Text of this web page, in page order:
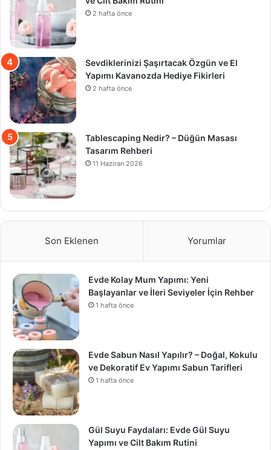
2 hafta önce
Sevdiklerinizi Şaşırtacak Özgün ve El
Yapımı Kavanozda Hediye Fikirleri
2 hafta önce
Tablescaping Nedir? – Düğün Masası
Tasarım Rehberi
11 Haziran 2026
Son Eklenen Yorumlar
Evde Kolay Mum Yapımı: Yeni
Başlayanlar ve İleri Seviyeler İçin Rehber
1 hafta önce
Evde Sabun Nasıl Yapılır? – Doğal, Kokulu
ve Dekoratif Ev Yapımı Sabun Tarifleri
1 hafta önce
Gül Suyu Faydaları: Evde Gül Suyu
Yapımı ve Cilt Bakım Rutini